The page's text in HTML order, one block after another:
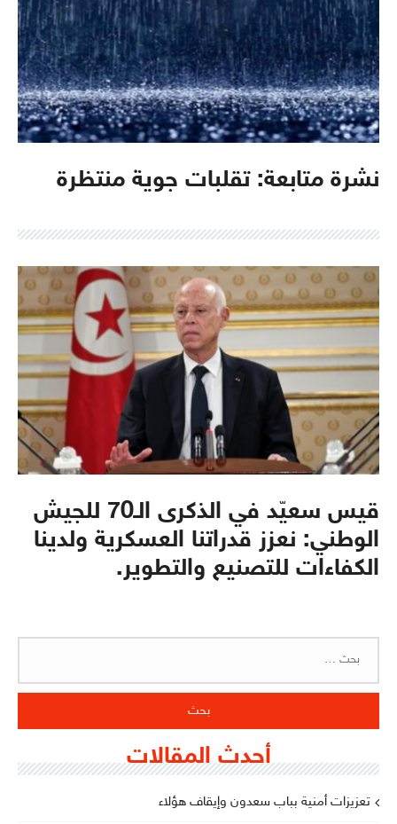
نشرة متابعة: تقلبات جوية منتظرة
قيس سعيّد في الذكرى الـ70 للجيش
الوطني: نعزز قدراتنا العسكرية ولدينا
الكفاءات للتصنيع والتطوير.
أحدث المقالات
تعزيزات أمنية بباب سعدون وإيقاف هؤلاء